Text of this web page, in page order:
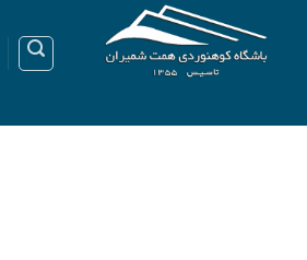
content